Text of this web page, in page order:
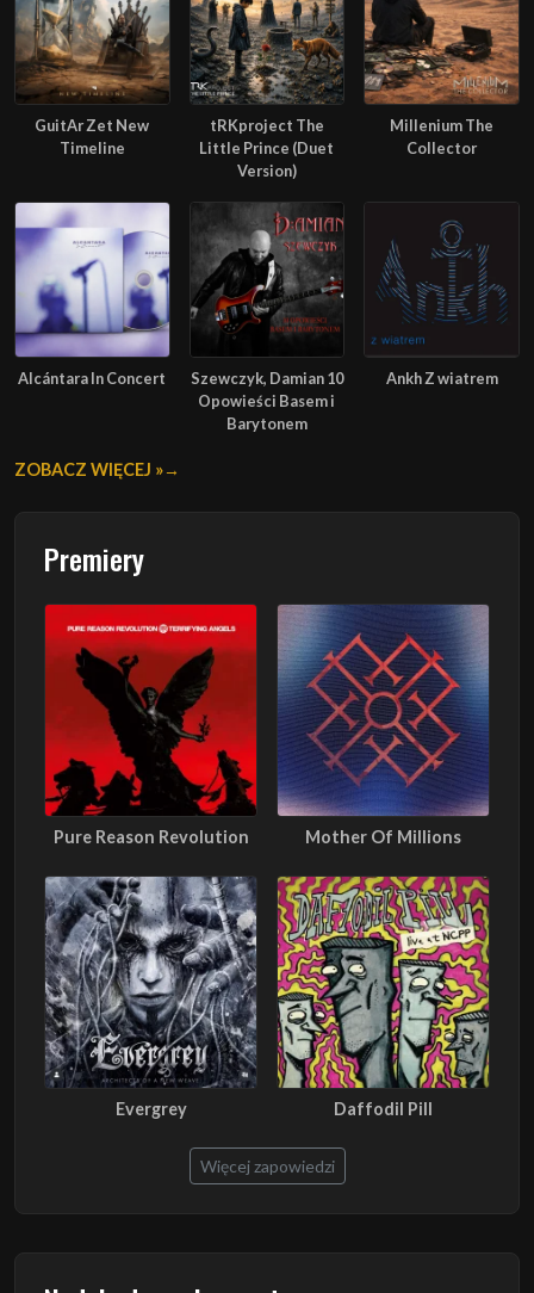
GuitAr Zet New
Timeline
tRKproject The
Little Prince (Duet
Version)
Millenium The
Collector
Alcántara In Concert
Szewczyk, Damian 10
Opowieści Basem i
Barytonem
Ankh Z wiatrem
ZOBACZ WIĘCEJ »
Premiery
Pure Reason Revolution Mother Of Millions
Evergrey Daffodil Pill
Więcej zapowiedzi